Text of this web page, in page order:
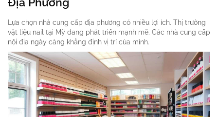
Lựa chọn nhà cung cấp địa phương có nhiều lợi ích. Thị trường
vật liệu nail tại Mỹ đang phát triển mạnh mẽ. Các nhà cung cấp
nội địa ngày càng khẳng định vị trí của mình.